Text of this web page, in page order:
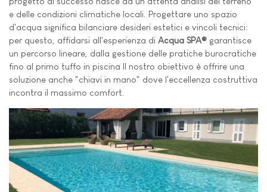
e delle condizioni climatiche locali. Progettare uno spazio
d'acqua significa bilanciare desideri estetici e vincoli tecnici:
per questo, affidarsi all'esperienza di Acqua SPA® garantisce
un percorso lineare, dalla gestione delle pratiche burocratiche
fino al primo tuffo in piscina Il nostro obiettivo è offrire una
soluzione anche "chiavi in mano" dove l'eccellenza costruttiva
incontra il massimo comfort.